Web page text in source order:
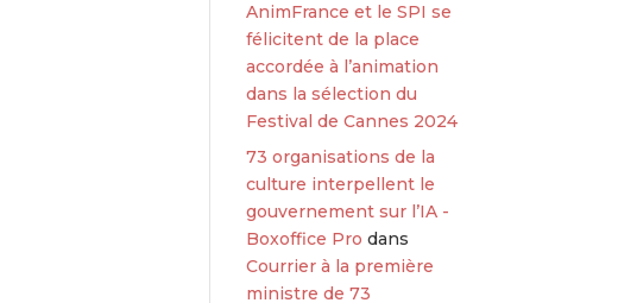
AnimFrance et le SPI se
félicitent de la place
accordée à l’animation
dans la sélection du
Festival de Cannes 2024
73 organisations de la
culture interpellent le
gouvernement sur l’IA -
Boxoffice Pro dans
Courrier à la première
ministre de 73